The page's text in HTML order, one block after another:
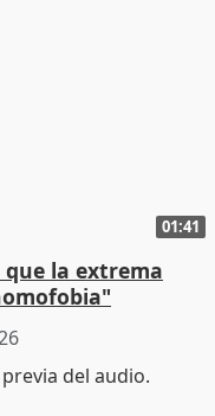
01:41
la extrema